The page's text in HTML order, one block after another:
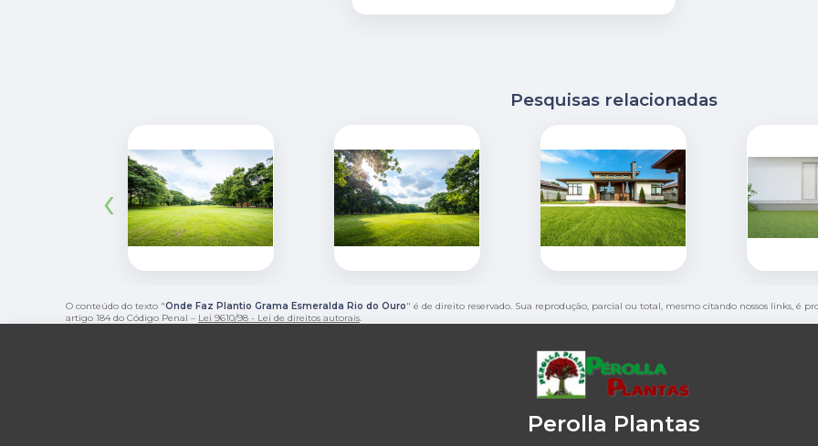
Pesquisas relacionadas
‹
O conteúdo do texto "Onde Faz Plantio Grama Esmeralda Rio do Ouro" é de direito reservado. Sua reprodução, parcial ou total, mesmo citando nossos links, é
artigo 184 do Código Penal – Lei 9610/98 - Lei de direitos autorais
Perolla Plantas